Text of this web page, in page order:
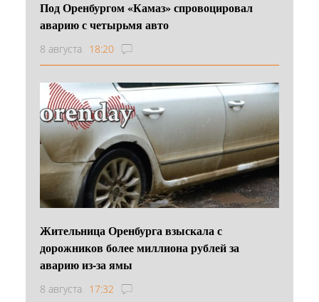
Под Оренбургом «Камаз» спровоцировал
аварию с четырьмя авто
8 августа 18:20
Жительница Оренбурга взыскала с
дорожников более миллиона рублей за
аварию из-за ямы
8 августа 17:32